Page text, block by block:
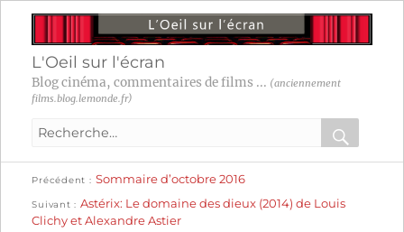
L'Oeil sur l'écran
Blog cinéma, commentaires de films ... (anciennement
films.blog.lemonde.fr)
Recherche
:
OK
Navigation
de
Précédent
précédente :
Sommaire d’octobre 2016
Suivant
suivante :
Astérix: Le domaine des dieux (2014) de Louis
Clichy et Alexandre Astier